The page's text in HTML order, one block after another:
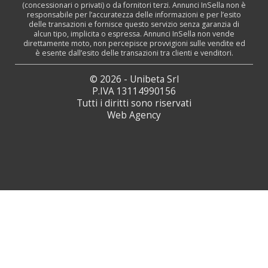
(concessionari o privati) o da fornitori terzi. Annunci InSella non è
responsabile per l’accuratezza delle informazioni e per l’esito
delle transazioni e fornisce questo servizio senza garanzia di
alcun tipo, implicita o espressa. Annunci InSella non vende
direttamente moto, non percepisce provvigioni sulle vendite ed
è esente dall’esito delle transazioni tra clienti e venditori.
© 2026 - Unibeta Srl
P.IVA 13114990156
Tutti i diritti sono riservati
Web Agency